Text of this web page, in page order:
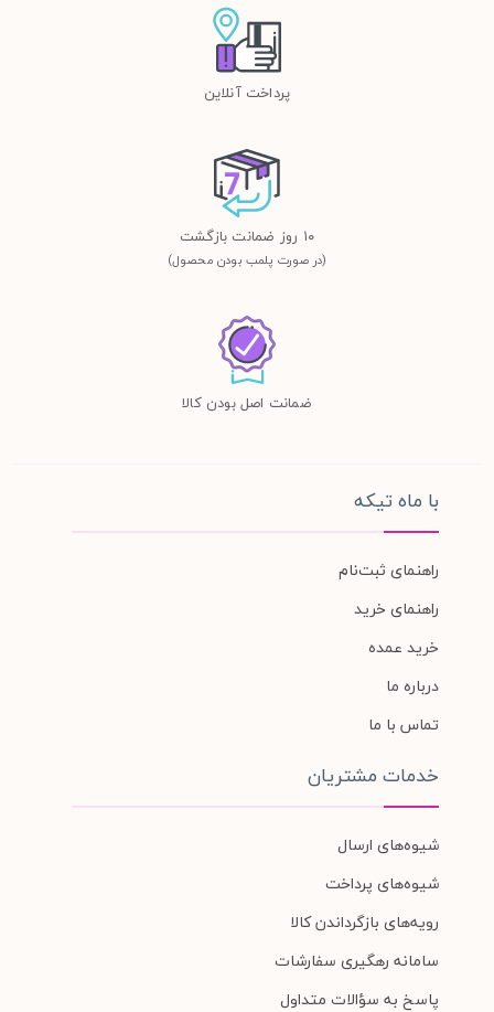
پرداخت آنلاین
١٠ روز ضمانت بازگشت
(در صورت پلمب بودن محصول)
ضمانت اصل بودن کالا
با ماه تیکه
راهنمای ثبت‌نام
راهنمای خرید
خرید عمده
درباره ما
تماس با ما
خدمات مشتریان
شیوه‌های ارسال
شیوه‌های پرداخت
رویه‌های بازگرداندن کالا
سامانه رهگیری سفارشات
پاسخ به سؤالات متداول